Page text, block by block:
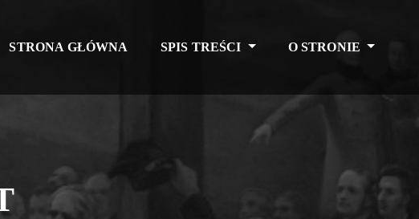
STRONA GŁÓWNA SPIS TREŚCI O STRONIE